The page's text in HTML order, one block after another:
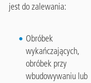
jest do zalewania:
Obróbek
wykańczających,
obróbek przy
wbudowywaniu lub